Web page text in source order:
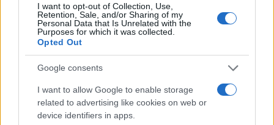
I want to opt-out of Collection, Use,
Retention, Sale, and/or Sharing of my
Personal Data that Is Unrelated with the
Purposes for which it was collected.
Opted Out
Google consents
I want to allow Google to enable storage
related to advertising like cookies on web or
device identifiers in apps.
Οι ρωσικές δυνάμεις πλησιάζουν
Σλοβιάνσκ και Κραματόρσκ – Η πίεση
αυξάνεται στην Ανατολική Ουκρανία